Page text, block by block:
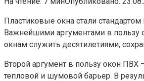
Пластиковые окна стали
Важнейшими аргументами в пользу
окнам служить десятилетиями,
Второй аргумент в пользу окон
тепловой и шумовой барьер. В